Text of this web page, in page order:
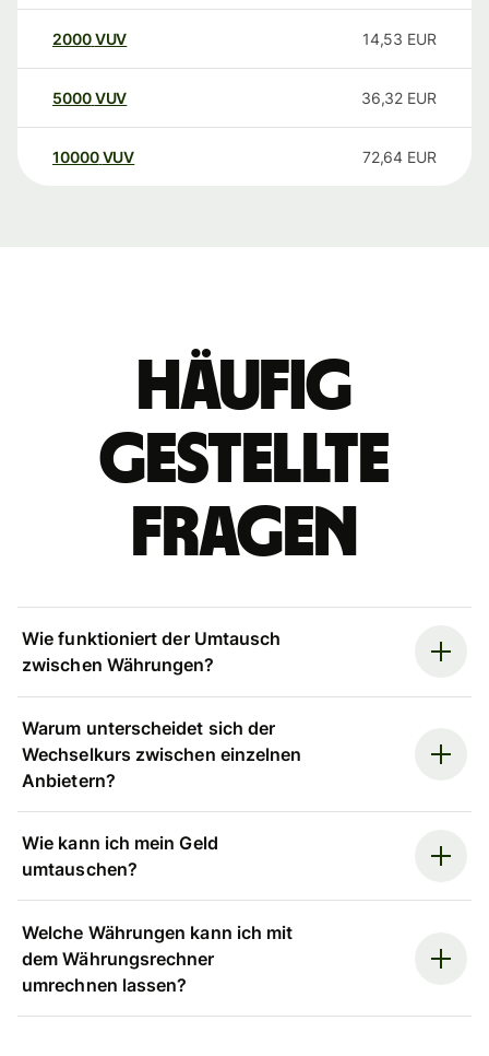
2000VUV 14,53 EUR
5000VUV 36,32 EUR
10000 VUV 72,64 EUR
Häufig
gestellte
Fragen
Wie funktioniert der Umtausch
zwischen Währungen?
Warum unterscheidet sich der
Wechselkurs zwischen einzelnen
Anbietern?
Wie kann ich mein Geld
umtauschen?
Welche Währungen kann ich mit
dem Währungsrechner
umrechnen lassen?